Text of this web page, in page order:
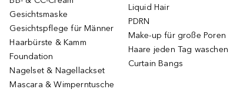
Gesichtsmaske
Gesichtspflege für Männer
Haarbürste & Kamm
Foundation
Nagelset & Nagellackset
Mascara & Wimperntusche
Liquid Hair
PDRN
Make-up für große Poren
Haare jeden Tag waschen
Curtain Bangs